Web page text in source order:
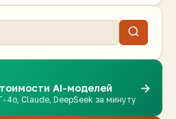
AI-моделей
4o, Claude, DeepSeek за минуту
→